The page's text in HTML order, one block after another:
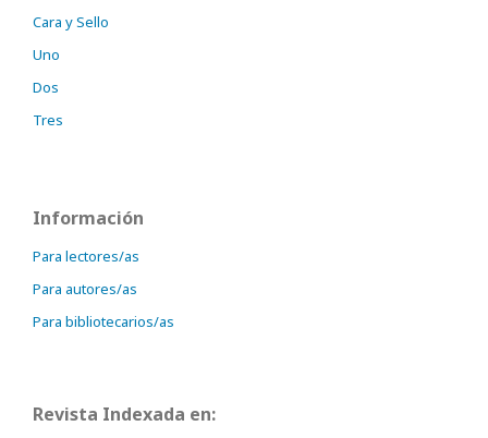
Cara y Sello
Uno
Dos
Tres
Información
Para lectores/as
Para autores/as
Para bibliotecarios/as
Revista Indexada en: